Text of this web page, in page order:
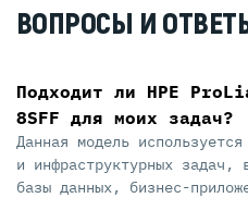
ВОПРОСЫ И
Подходит ли HPE
8SFF для моих задач?
Данная модель
и инфраструктурных задач,
базы данных, бизнес-